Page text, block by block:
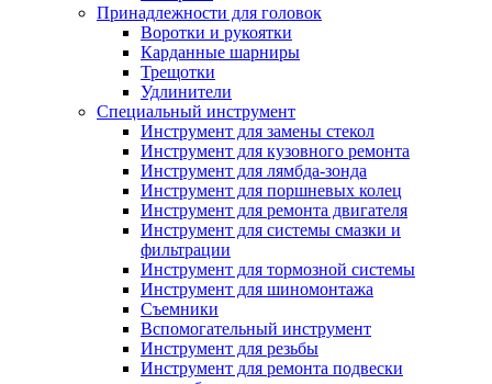
Принадлежности для головок
Воротки и рукоятки
Карданные шарниры
Трещотки
Удлинители
Специальный инструмент
Инструмент для замены стекол
Инструмент для кузовного ремонта
Инструмент для лямбда-зонда
Инструмент для поршневых колец
Инструмент для ремонта двигателя
Инструмент для системы смазки и
фильтрации
Инструмент для тормозной системы
Инструмент для шиномонтажа
Съемники
Вспомогательный инструмент
Инструмент для резьбы
Инструмент для ремонта подвески